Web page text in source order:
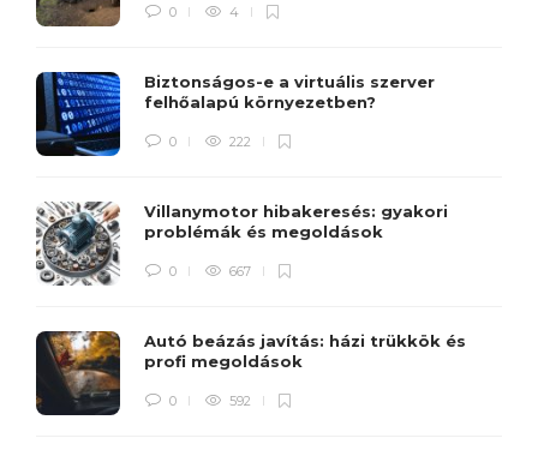
0 4
Biztonságos-e a virtuális szerver
felhőalapú környezetben?
0 222
Villanymotor hibakeresés: gyakori
problémák és megoldások
0 667
Autó beázás javítás: házi trükkök és
profi megoldások
0 592